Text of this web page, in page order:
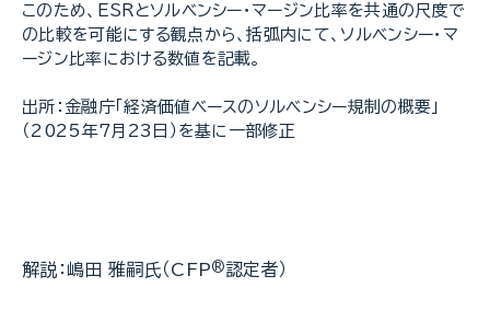
このため、ESRとソルベンシー・マージン比率を共通の尺度で
の比較を可能にする観点から、括弧内にて、ソルベンシー・マ
ージン比率における数値を記載。
出所：金融庁「経済価値ベースのソルベンシー規制の概要」
（2025年7月23日）を基に一部修正
解説：嶋田 雅嗣氏（CFP®認定者）